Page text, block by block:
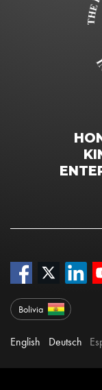
Bolivia
English Deutsch